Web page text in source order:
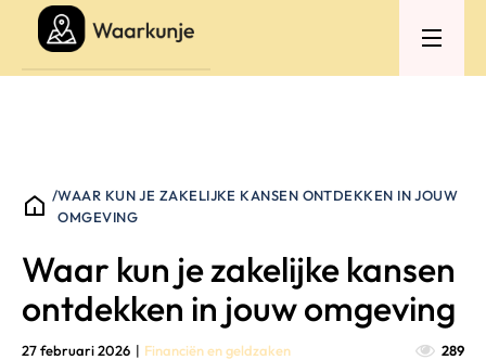
/WAAR KUN JE ZAKELIJKE KANSEN ONTDEKKEN IN JOUW
OMGEVING
Waar kun je zakelijke kansen
ontdekken in jouw omgeving
27 februari 2026 | Financiën en geldzaken 289